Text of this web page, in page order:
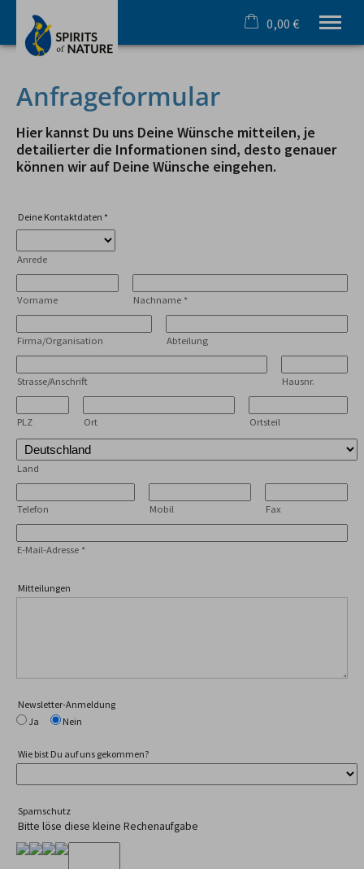
Sommer
Winter
Team & Incentive
Schule & Azubi
Infos
0,00 €
Anfrageformular
Hier kannst Du uns Deine Wünsche mitteilen, je
detailierter die Informationen sind, desto genauer
können wir auf Deine Wünsche eingehen.
Deine Kontaktdaten *
Anrede
Vorname Nachname *
Firma/Organisation Abteilung
Strasse/Anschrift Hausnr.
PLZ Ort Ortsteil
Land
Telefon Mobil Fax
E-Mail-Adresse *
Mitteilungen
Newsletter-Anmeldung
Ja
Nein
Wie bist Du auf uns gekommen?
Spamschutz
Bitte löse diese kleine Rechenaufgabe